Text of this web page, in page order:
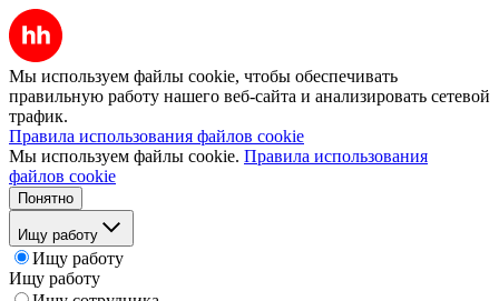
Мы используем файлы cookie, чтобы обеспечивать
правильную работу нашего веб-сайта и анализировать сетевой
трафик.
Правила использования файлов cookie
Мы используем файлы cookie. Правила использования
файлов cookie
Понятно
Ищу работу
Ищу работу
Ищу работу